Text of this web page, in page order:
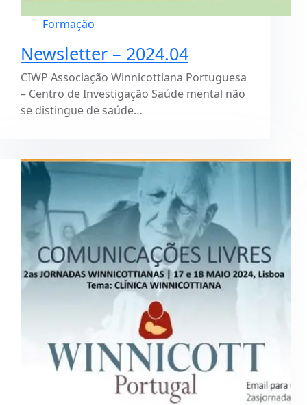
Formação
Newsletter – 2024.04
CIWP Associação Winnicottiana Portuguesa
– Centro de Investigação Saúde mental não
se distingue de saúde…